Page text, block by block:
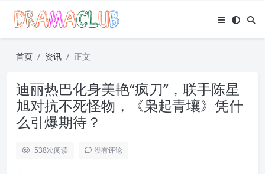
首页 资讯 正文
迪丽热巴化身美艳“疯刀”，联手陈星
旭对抗不死怪物，《枭起青壤》凭什
么引爆期待？
538次阅读 没有评论